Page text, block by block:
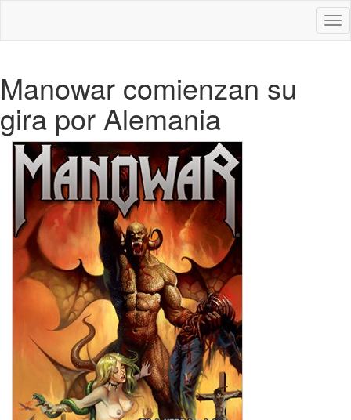
Manowar comienzan su
gira por Alemania